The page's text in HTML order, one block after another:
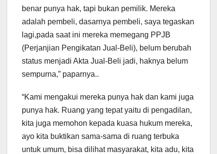
benar punya hak, tapi bukan pemilik. Mereka
adalah pembeli, dasarnya pembeli, saya tegaskan
lagi,pada saat ini mereka memegang PPJB
(Perjanjian Pengikatan Jual-Beli), belum berubah
status menjadi Akta Jual-Beli jadi, haknya belum
sempurna,” paparnya..
“Kami mengakui mereka punya hak dan kami juga
punya hak. Ruang yang tepat yaitu di pengadilan,
kita juga memohon kepada kuasa hukum mereka,
ayo kita buktikan sama-sama di ruang terbuka
untuk umum, bisa dilihat masyarakat, kita adu, kita